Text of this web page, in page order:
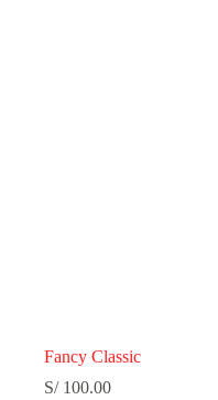
Fancy Classic
S/100.00